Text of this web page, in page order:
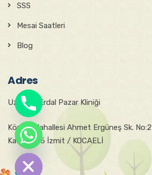
SSS
Mesai Saatleri
Blog
Adres
Uzm. Dr. Erdal Pazar Kliniği
Körfez Mahallesi Ahmet Ergüneş Sk.
Kat:4, D:15 İzmit / KOCAELİ
Hide
chaty